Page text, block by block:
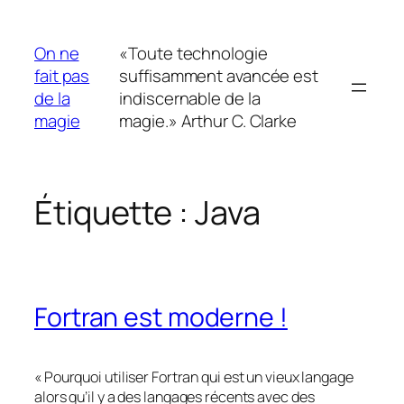
contenu
On ne
fait pas
de la
magie
«Toute technologie
suffisamment avancée est
indiscernable de la
magie.» Arthur C. Clarke
Étiquette : Java
Fortran est moderne !
« Pourquoi utiliser Fortran qui est un vieux langage
alors qu’il y a des langages récents avec des